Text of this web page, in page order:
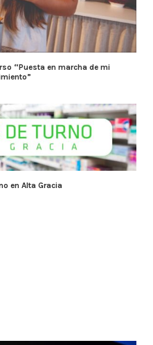
“Puesta en marcha de mi
en Alta Gracia